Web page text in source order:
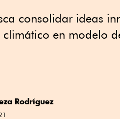
consolidar ideas
climático en modelo
Rodríguez